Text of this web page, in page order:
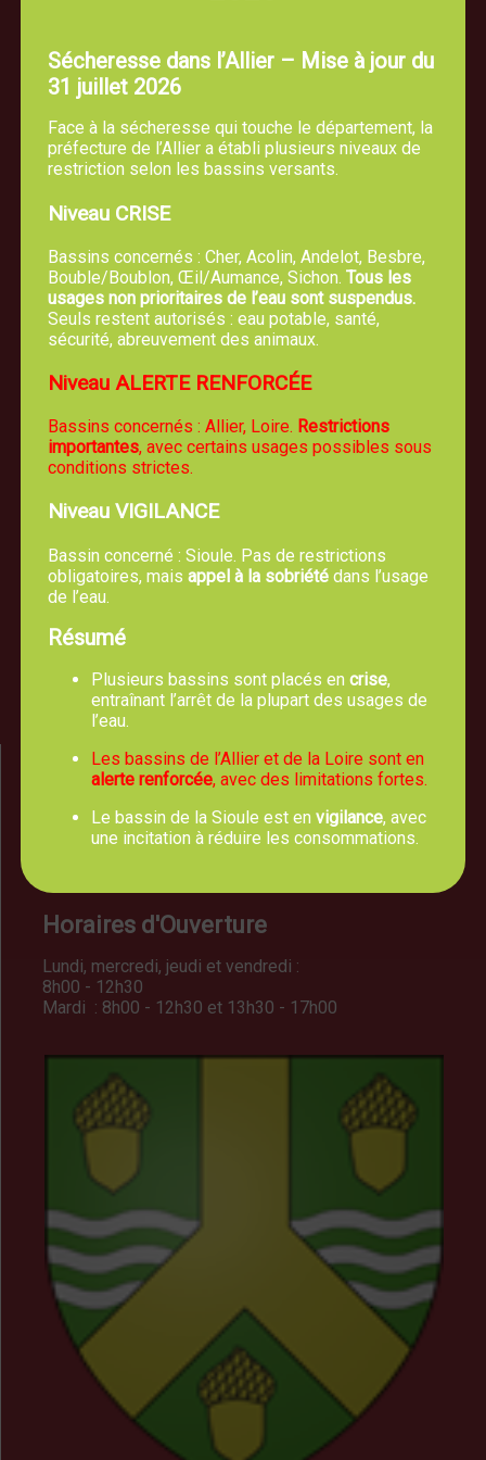
Mairie de TREVOL
Nous écrire un email
Horaires d'Ouverture
Lundi, mercredi, jeudi et vendredi :
8h00 - 12h30
Mardi : 8h00 - 12h30 et 13h30 - 17h00
Sécheresse dans l’Allier – Mise à jour du
31 juillet 2026
Face à la sécheresse qui touche le département, la
préfecture de l’Allier a établi plusieurs niveaux de
restriction selon les bassins versants.
Niveau CRISE
Bassins concernés : Cher, Acolin, Andelot, Besbre,
Bouble/Boublon, Œil/Aumance, Sichon. Tous les
usages non prioritaires de l’eau sont suspendus.
Seuls restent autorisés : eau potable, santé,
sécurité, abreuvement des animaux.
Niveau ALERTE RENFORCÉE
Bassins concernés : Allier, Loire. Restrictions
importantes, avec certains usages possibles sous
conditions strictes.
Niveau VIGILANCE
Bassin concerné : Sioule. Pas de restrictions
obligatoires, mais appel à la sobriétédans l’usage
de l’eau.
Résumé
Plusieurs bassins sont placés en crise,
entraînant l’arrêt de la plupart des usages de
l’eau.
Les bassins de l’Allier et de la Loire sont en
alerte renforcée, avec des limitations fortes.
Le bassin de la Sioule est en vigilance, avec
une incitation à réduire les consommations.